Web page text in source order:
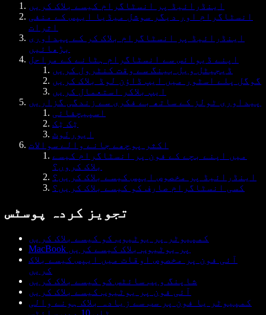
اینڈرائیڈ پر انسٹاگرام کیسے بلاک کریں
انسٹاگرام اور دیگر سوشل میڈیا ایپس کے منفی
اثرات
اینڈرائیڈ پر انسٹاگرام بلاک کر کے پیداوری
بڑھائیں
اپنے ڈیوائس سے انسٹاگرام ہٹانے کے مراحل
ڈیجیٹل ویل بینگ سے وقت کنٹرول کریں
گوگل پلے اسٹور میں ایپ ڈاؤن لوڈ بلاک کریں
ایپ بلاکر استعمال کریں
پیداوری ٹولز کے ساتھ بے فکری سے زندگی گزاریں
اسپیچفائی
ٹِک ٹِک
ایورنَوٹ
اکثر پوچھے جانے والے سوالات
میں اپنے بچے کے فون پر انسٹاگرام کیسے
بلاک کروں؟
اینڈرائیڈ پر مخصوص ایپس کیسے بلاک کریں؟
کسی انسٹاگرام صارف کو کیسے بلاک کریں؟
تجویز کردہ پوسٹس
کمپیوٹر پر یوٹیوب کو کیسے بلاک کریں
MacBook پر یوٹیوب بلاک کیسے کریں
آئی فون پر مخصوص اوقات میں ایپس کیسے بلاک
کریں
شاپنگ ویب سائٹس کو کیسے بلاک کریں
آئی فون پر یوٹیوب کیسے بلاک کریں
کمپیوٹر یا فون پر سب سے زیادہ بلاک ہونے والی